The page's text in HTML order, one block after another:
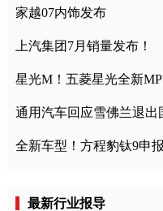
家越07内饰发布
上汽集团7月销量发布！
星光M！五菱星光全新
通用汽车回应雪佛兰退出
全新车型！方程豹钛9申
最新行业报导